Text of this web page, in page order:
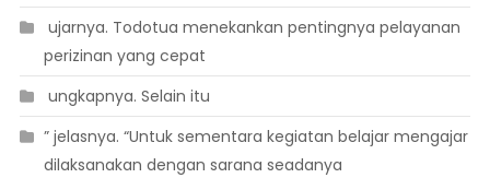
 ujarnya. Todotua menekankan pentingnya pelayanan
perizinan yang cepat
 ungkapnya. Selain itu
” jelasnya. “Untuk sementara kegiatan belajar mengajar
dilaksanakan dengan sarana seadanya